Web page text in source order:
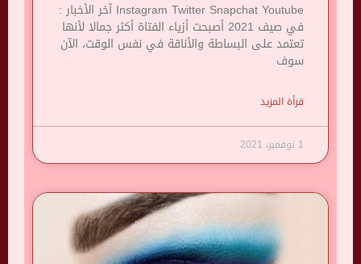
Instagram Twitter Snapchat Youtube آخر الأخبار :
في صيف 2021 أصبحت أزياء الفتاة أكثر جمالا لأنها
تعتمد على البساطة والأناقة في نفس الوقت، الآن
سوف
قرأة المزيد
1 نوفمبر، 2021